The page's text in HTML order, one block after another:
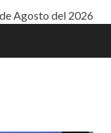
Agosto del 2026